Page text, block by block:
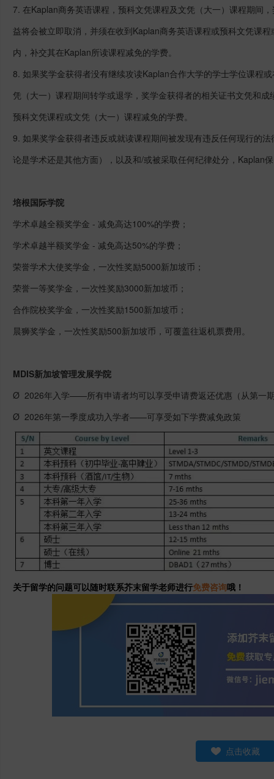
7. 在Kaplan商务英语课程，预科文凭课程及文凭（大一）课程期间
益将会被立即取消，并须在收到Kaplan商务英语课程或预科文凭课
内，补交其在Kaplan所读课程减免的学费。
8. 如果奖学金获得者没有继续攻读Kaplan合作大学的学士学位课程
凭（大一）课程期间转学或退学，奖学金获得者的相关证书文凭和
预科文凭课程或文凭（大一）课程减免的学费。
9. 如果奖学金获得者违反或就读课程期间被发现有违反任何现行的
论是学术还是其他方面），以及和/或被采取任何纪律处分，Kaplan
培根国际学院
学术卓越全额奖学金 - 减免高达100%的学费；
学术卓越半额奖学金 - 减免高达50%的学费；
荣誉学术大使奖学金，一次性奖励5000新加坡币；
荣誉一等奖学金，一次性奖励3000新加坡币；
合作院校奖学金，一次性奖励1500新加坡币；
晨狮奖学金，一次性奖励500新加坡币，可覆盖往返机票费用。
MDIS新加坡管理发展学院
Ø 2026年⼊学——所有申请者均可以享受申请费返还优惠（从第⼀
Ø 2026年第⼀季度成功⼊学者——可享受如下学费减免政策
关于留学的问题可以随时联系芥末留学老师进行免费咨询 哦！
点击收藏